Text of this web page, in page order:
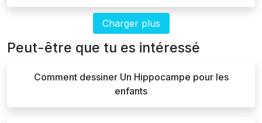
Charger plus
Peut-être que tu es intéressé
Comment dessiner Un Hippocampe pour les
enfants